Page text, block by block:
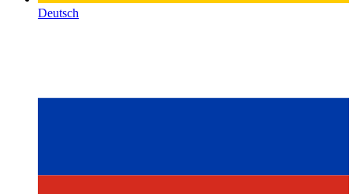
Deutsch